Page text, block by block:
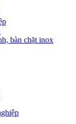
bàn chặt inox